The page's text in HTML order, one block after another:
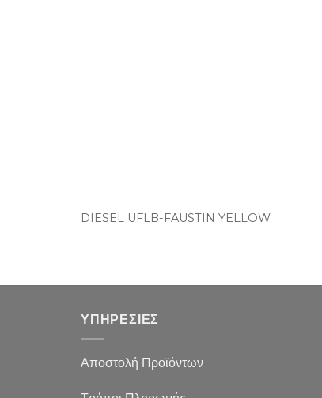
DIESEL UFLB-FAUSTIN YELLOW
ΥΠΗΡΕΣΙΕΣ
Αποστολή Προϊόντων